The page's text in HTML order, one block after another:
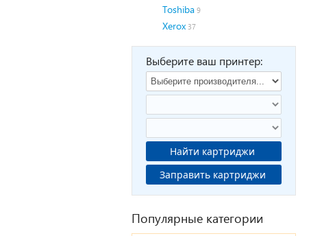
Toshiba 9
Xerox 37
Выберите ваш принтер:
Найти картриджи
Заправить картриджи
Популярные категории